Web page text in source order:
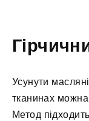
Усунути
тканинах
Метод